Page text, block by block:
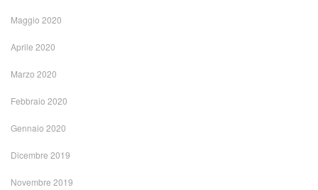
Maggio 2020
Aprile 2020
Marzo 2020
Febbraio 2020
Gennaio 2020
Dicembre 2019
Novembre 2019